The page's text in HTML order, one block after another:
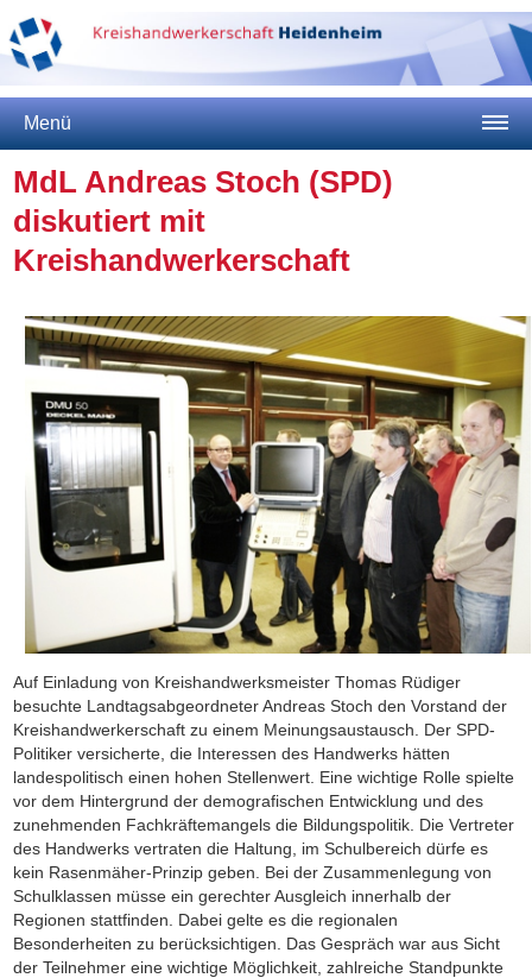
Menü
MdL Andreas Stoch (SPD)
diskutiert mit
Kreishandwerkerschaft
Auf Einladung von Kreishandwerksmeister Thomas Rüdiger
besuchte Landtagsabgeordneter Andreas Stoch den Vorstand der
Kreishandwerkerschaft zu einem Meinungsaustausch. Der SPD-
Politiker versicherte, die Interessen des Handwerks hätten
landespolitisch einen hohen Stellenwert. Eine wichtige Rolle spielte
vor dem Hintergrund der demografischen Entwicklung und des
zunehmenden Fachkräftemangels die Bildungspolitik. Die Vertreter
des Handwerks vertraten die Haltung, im Schulbereich dürfe es
kein Rasenmäher-Prinzip geben. Bei der Zusammenlegung von
Schulklassen müsse ein gerechter Ausgleich innerhalb der
Regionen stattfinden. Dabei gelte es die regionalen
Besonderheiten zu berücksichtigen. Das Gespräch war aus Sicht
der Teilnehmer eine wichtige Möglichkeit, zahlreiche Standpunkte